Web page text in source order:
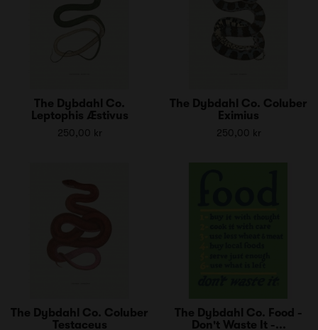
The Dybdahl Co.
Leptophis Æstivus
250,00 kr
The Dybdahl Co. Coluber
Eximius
250,00 kr
The Dybdahl Co. Coluber
Testaceus
The Dybdahl Co. Food -
Don't Waste It -...